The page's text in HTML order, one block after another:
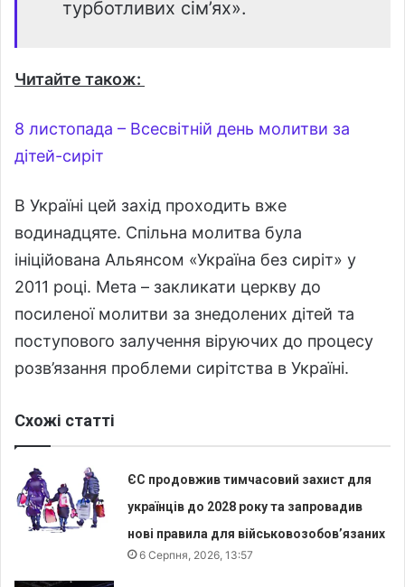
турботливих сім’ях».
Читайте також:
8 листопада – Всесвітній день молитви за
дітей-сиріт
В Україні цей захід проходить вже
водинадцяте. Спільна молитва була
ініційована Альянсом «Україна без сиріт» у
2011 році. Мета – закликати церкву до
посиленої молитви за знедолених дітей та
поступового залучення віруючих до процесу
розв’язання проблеми сирітства в Україні.
Схожі статті
ЄС продовжив тимчасовий захист для
українців до 2028 року та запровадив
нові правила для військовозобов’язаних
6 Серпня, 2026, 13:57